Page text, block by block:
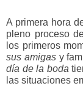
A primera hora
pleno proceso
los primeros
sus amigasy
día de la boda
las situaciones